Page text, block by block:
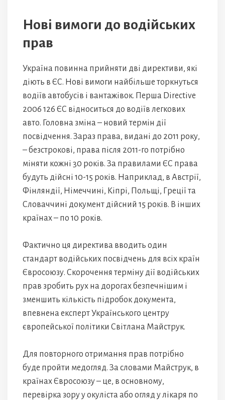
Нові вимоги до водійських
прав
Україна повинна прийняти дві директиви, які
діють в ЄС. Нові вимоги найбільше торкнуться
водіїв автобусів і вантажівок. Перша Directive
2006 126 ЄС відноситься до водіїв легкових
авто. Головна зміна – новий термін дії
посвідчення. Зараз права, видані до 2011 року,
– безстрокові, права після 2011-го потрібно
міняти кожні 30 років. За правилами ЄС права
будуть дійсні 10-15 років. Наприклад, в Австрії,
Фінляндії, Німеччині, Кіпрі, Польщі, Греції та
Словаччині документ дійсний 15 років. В інших
країнах – по 10 років.
Фактично ця директива вводить один
стандарт водійських посвідчень для всіх країн
Євросоюзу. Скорочення терміну дії водійських
прав зробить рух на дорогах безпечнішим і
зменшить кількість підробок документа,
впевнена експерт Українського центру
європейської політики Світлана Майструк.
Для повторного отримання прав потрібно
буде пройти медогляд. За словами Майструк, в
країнах Євросоюзу – це, в основному,
перевірка зору у окуліста або огляд у лікаря по